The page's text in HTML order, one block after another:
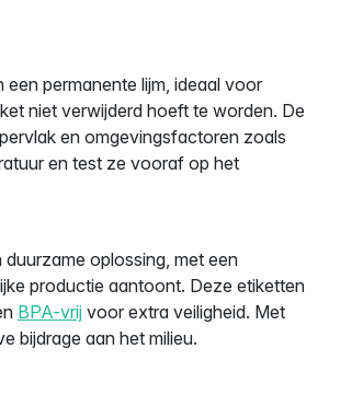
permanente lijm, ideaal voor
niet verwijderd hoeft te worden. De
en omgevingsfactoren zoals
en test ze vooraf op het
oplossing, met een
productie aantoont. Deze etiketten
BPA-vrij voor extra veiligheid. Met
bijdrage aan het milieu.